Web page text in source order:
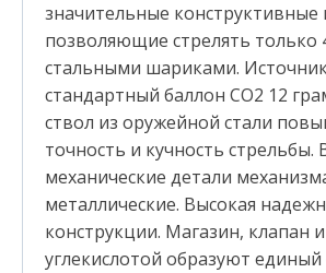
значительные конструктивные
позволяющие стрелять только
стальными шариками.
стандартный баллон СО2 12
ствол из оружейной стали
точность и кучность стрельбы.
механические детали
металлические. Высокая
конструкции. Магазин, клапан
углекислотой образуют